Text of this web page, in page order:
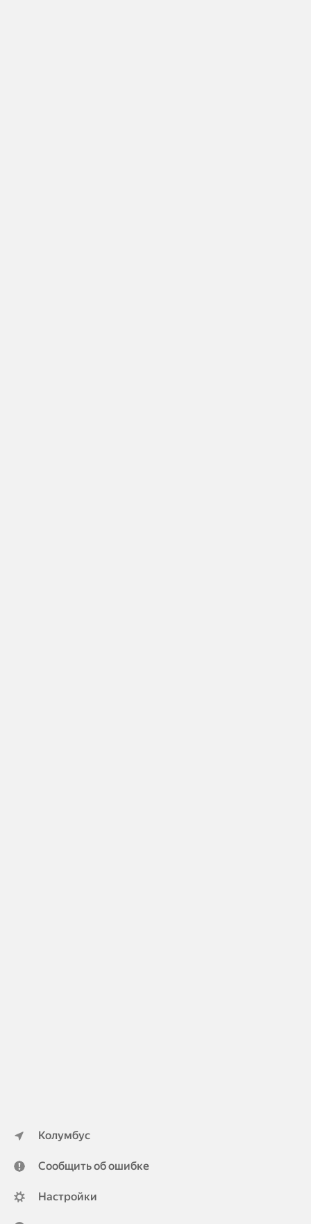
Колумбус
Сообщить об ошибке
Настройки